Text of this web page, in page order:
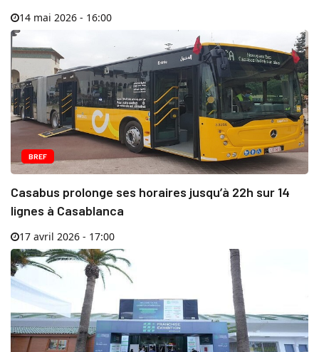
14 mai 2026 - 16:00
BREF
Casabus prolonge ses horaires jusqu’à 22h sur 14
lignes à Casablanca
17 avril 2026 - 17:00